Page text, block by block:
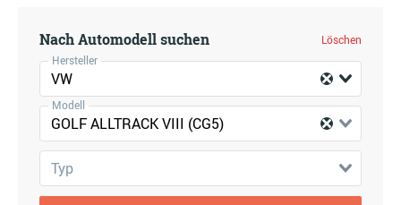
Nach Automodell suchen
Löschen
Hersteller
VW
Modell
GOLF ALLTRACK VIII (CG5)
Typ